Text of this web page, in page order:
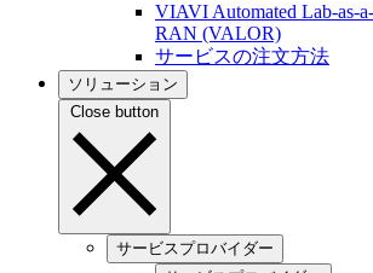
VIAVI Automated Lab-as-
RAN (VALOR)
サービスの注文方法
ソリューション
Close button
サービスプロバイダー